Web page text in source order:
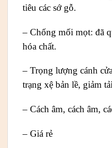
tiêu các sớ gỗ.
– Chống mối mọt: đã
hóa chất.
– Trọng lượng cánh
trạng xệ bản lề, giảm
– Cách âm, cách âm,
– Giá rẻ